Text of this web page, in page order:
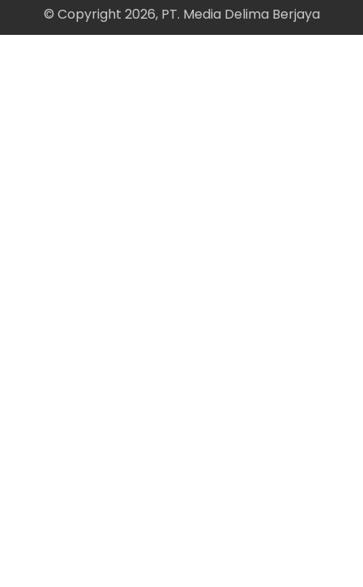
© Copyright 2026, PT. Media Delima Berjaya